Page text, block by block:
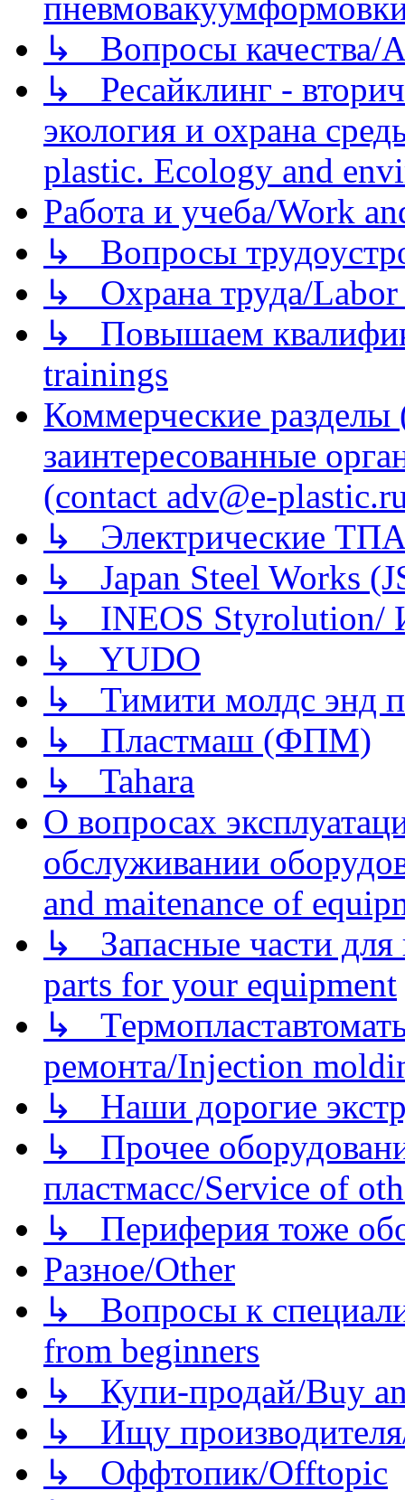
↳ Вопросы качества/
↳ Ресайклинг -
экология и охрана
plastic. Ecology and
Работа и учеба/Work
↳ Вопросы
↳ Охрана труда/Labor
↳ Повышаем
trainings
Коммерческие
заинтересованные
(contact adv@e-
↳ Электрические
↳ Japan Steel Works
↳ INEOS
↳ YUDO
↳ Тимити молдс энд
↳ Пластмаш (ФПМ)
↳ Tahara
О вопросах
обслуживании
and maitenance of
↳ Запасные части для
parts for your equipment
↳
ремонта/Injection
↳ Наши дорогие
↳ Прочее
пластмасс/Service of
↳ Периферия тоже
Разное/Other
↳ Вопросы к
from beginners
↳ Купи-продай/Buy
↳ Ищу
↳ Оффтопик/Offtopic